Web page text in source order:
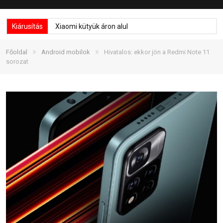
Kiárusítás Xiaomi kütyük áron alul
Főoldal » Android mobilok »
Hivatalos: ekkor jön a Redmi Note 11
sorozat